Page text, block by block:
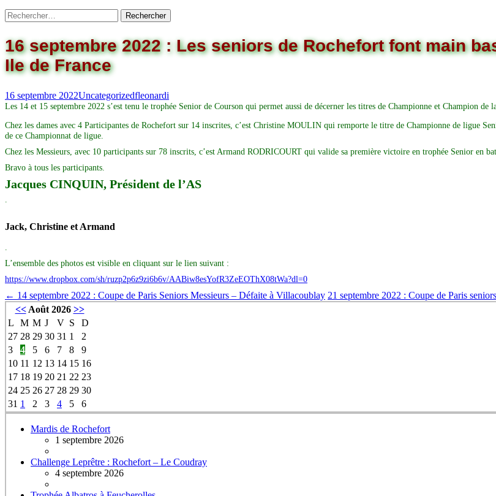
Rechercher :
16 septembre 2022 : Les seniors de Rochefort font main
Ile de France
16 septembre 2022Uncategorizedfleonardi
Les 14 et 15 septembre 2022 s’est tenu le trophée Senior de Courson qui permet aussi de décerner les titres de Championne et Champion de
Chez les dames avec 4 Participantes de Rochefort sur 14 inscrites, c’est Christine MOULIN qui remporte le titre de Championne de ligue
de ce Championnat de ligue.
Chez les Messieurs, avec 10 participants sur 78 inscrits, c’est Armand RODRICOURT qui valide sa première victoire en trophée Senior en
Bravo à tous les participants.
Jacques CINQUIN, Président de l’AS
.
Jack, Christine et Armand
.
L’ensemble des photos est visible en cliquant sur le lien suivant :
https://www.dropbox.com/sh/ruzp2p6z9zi6b6v/AABiw8esYofR3ZeEOThX08tWa?dl=0
Navigation
des
articles
← 14 septembre 2022 : Coupe de Paris Seniors Messieurs – Défaite à Villacoublay 21 septembre 2022 : Coupe de Paris
<<Août 2026 >>
L
M M J V S
D
27 28 29 30 31 1
2
3
4 5 6 7 8
9
10 11 12 13 14 15 16
17 18 19 20 21 22 23
24 25 26 27 28 29 30
31 1 2 3 4 5 6
Mardis de Rochefort
1 septembre 2026
Challenge Leprêtre : Rochefort – Le Coudray
4 septembre 2026